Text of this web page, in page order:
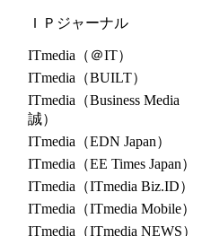
ＩＰジャーナル
ITmedia（＠IT）
ITmedia（BUILT）
ITmedia（Business Media
誠）
ITmedia（EDN Japan）
ITmedia（EE Times Japan）
ITmedia（ITmedia Biz.ID）
ITmedia（ITmedia Mobile）
ITmedia（ITmedia NEWS）